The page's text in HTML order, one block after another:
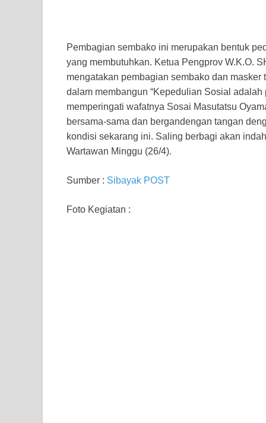
Pembagian sembako ini merupakan bentuk
yang membutuhkan. Ketua Pengprov W.K.O.
mengatakan pembagian sembako dan
dalam membangun “Kepedulian Sosial
memperingati wafatnya Sosai Masutatsu
bersama-sama dan bergandengan tangan
kondisi sekarang ini. Saling berbagi akan
Wartawan Minggu (26/4).
Sumber : Sibayak POST
Foto Kegiatan :